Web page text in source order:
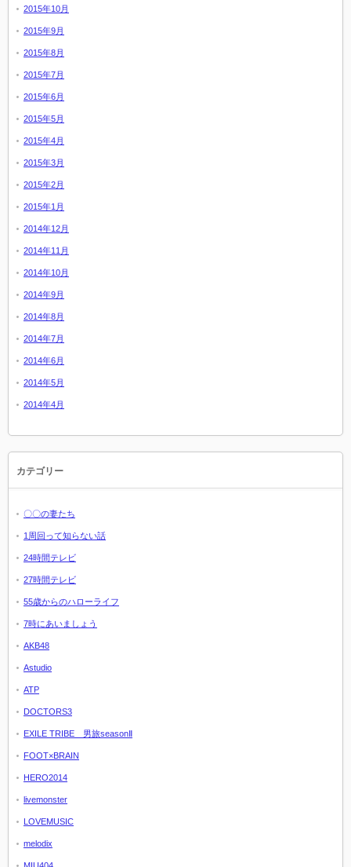
2015年10月
2015年9月
2015年8月
2015年7月
2015年6月
2015年5月
2015年4月
2015年3月
2015年2月
2015年1月
2014年12月
2014年11月
2014年10月
2014年9月
2014年8月
2014年7月
2014年6月
2014年5月
2014年4月
カテゴリー
〇〇の妻たち
1周回って知らない話
24時間テレビ
27時間テレビ
55歳からのハローライフ
7時にあいましょう
AKB48
Astudio
ATP
DOCTORS3
EXILE TRIBE 男旅seasonⅡ
FOOT×BRAIN
HERO2014
livemonster
LOVEMUSIC
melodix